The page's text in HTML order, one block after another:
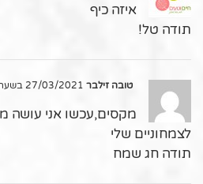
איזה כיף
תודה טל!
טובה זילבר
מקסים,עכשו אני עושה
לצמחוניים שלי
תודה חג שמח